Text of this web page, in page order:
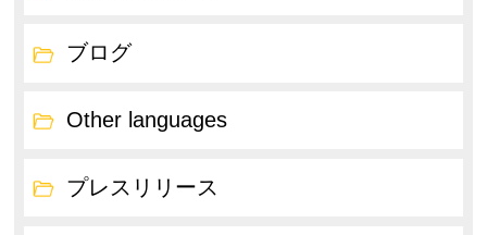
ブログ
Other languages
プレスリリース